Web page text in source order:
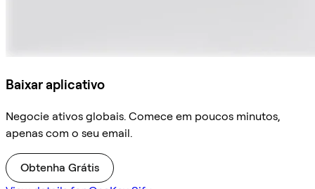
Baixar aplicativo
Negocie ativos globais. Comece em poucos minutos,
apenas com o seu email.
Obtenha Grátis